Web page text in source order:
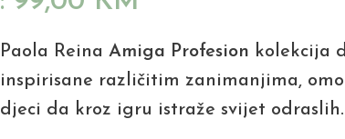
Paola Reina Amiga Profesion kolekcija
inspirisane različitim zanimanjima,
djeci da kroz igru istraže svijet odraslih.